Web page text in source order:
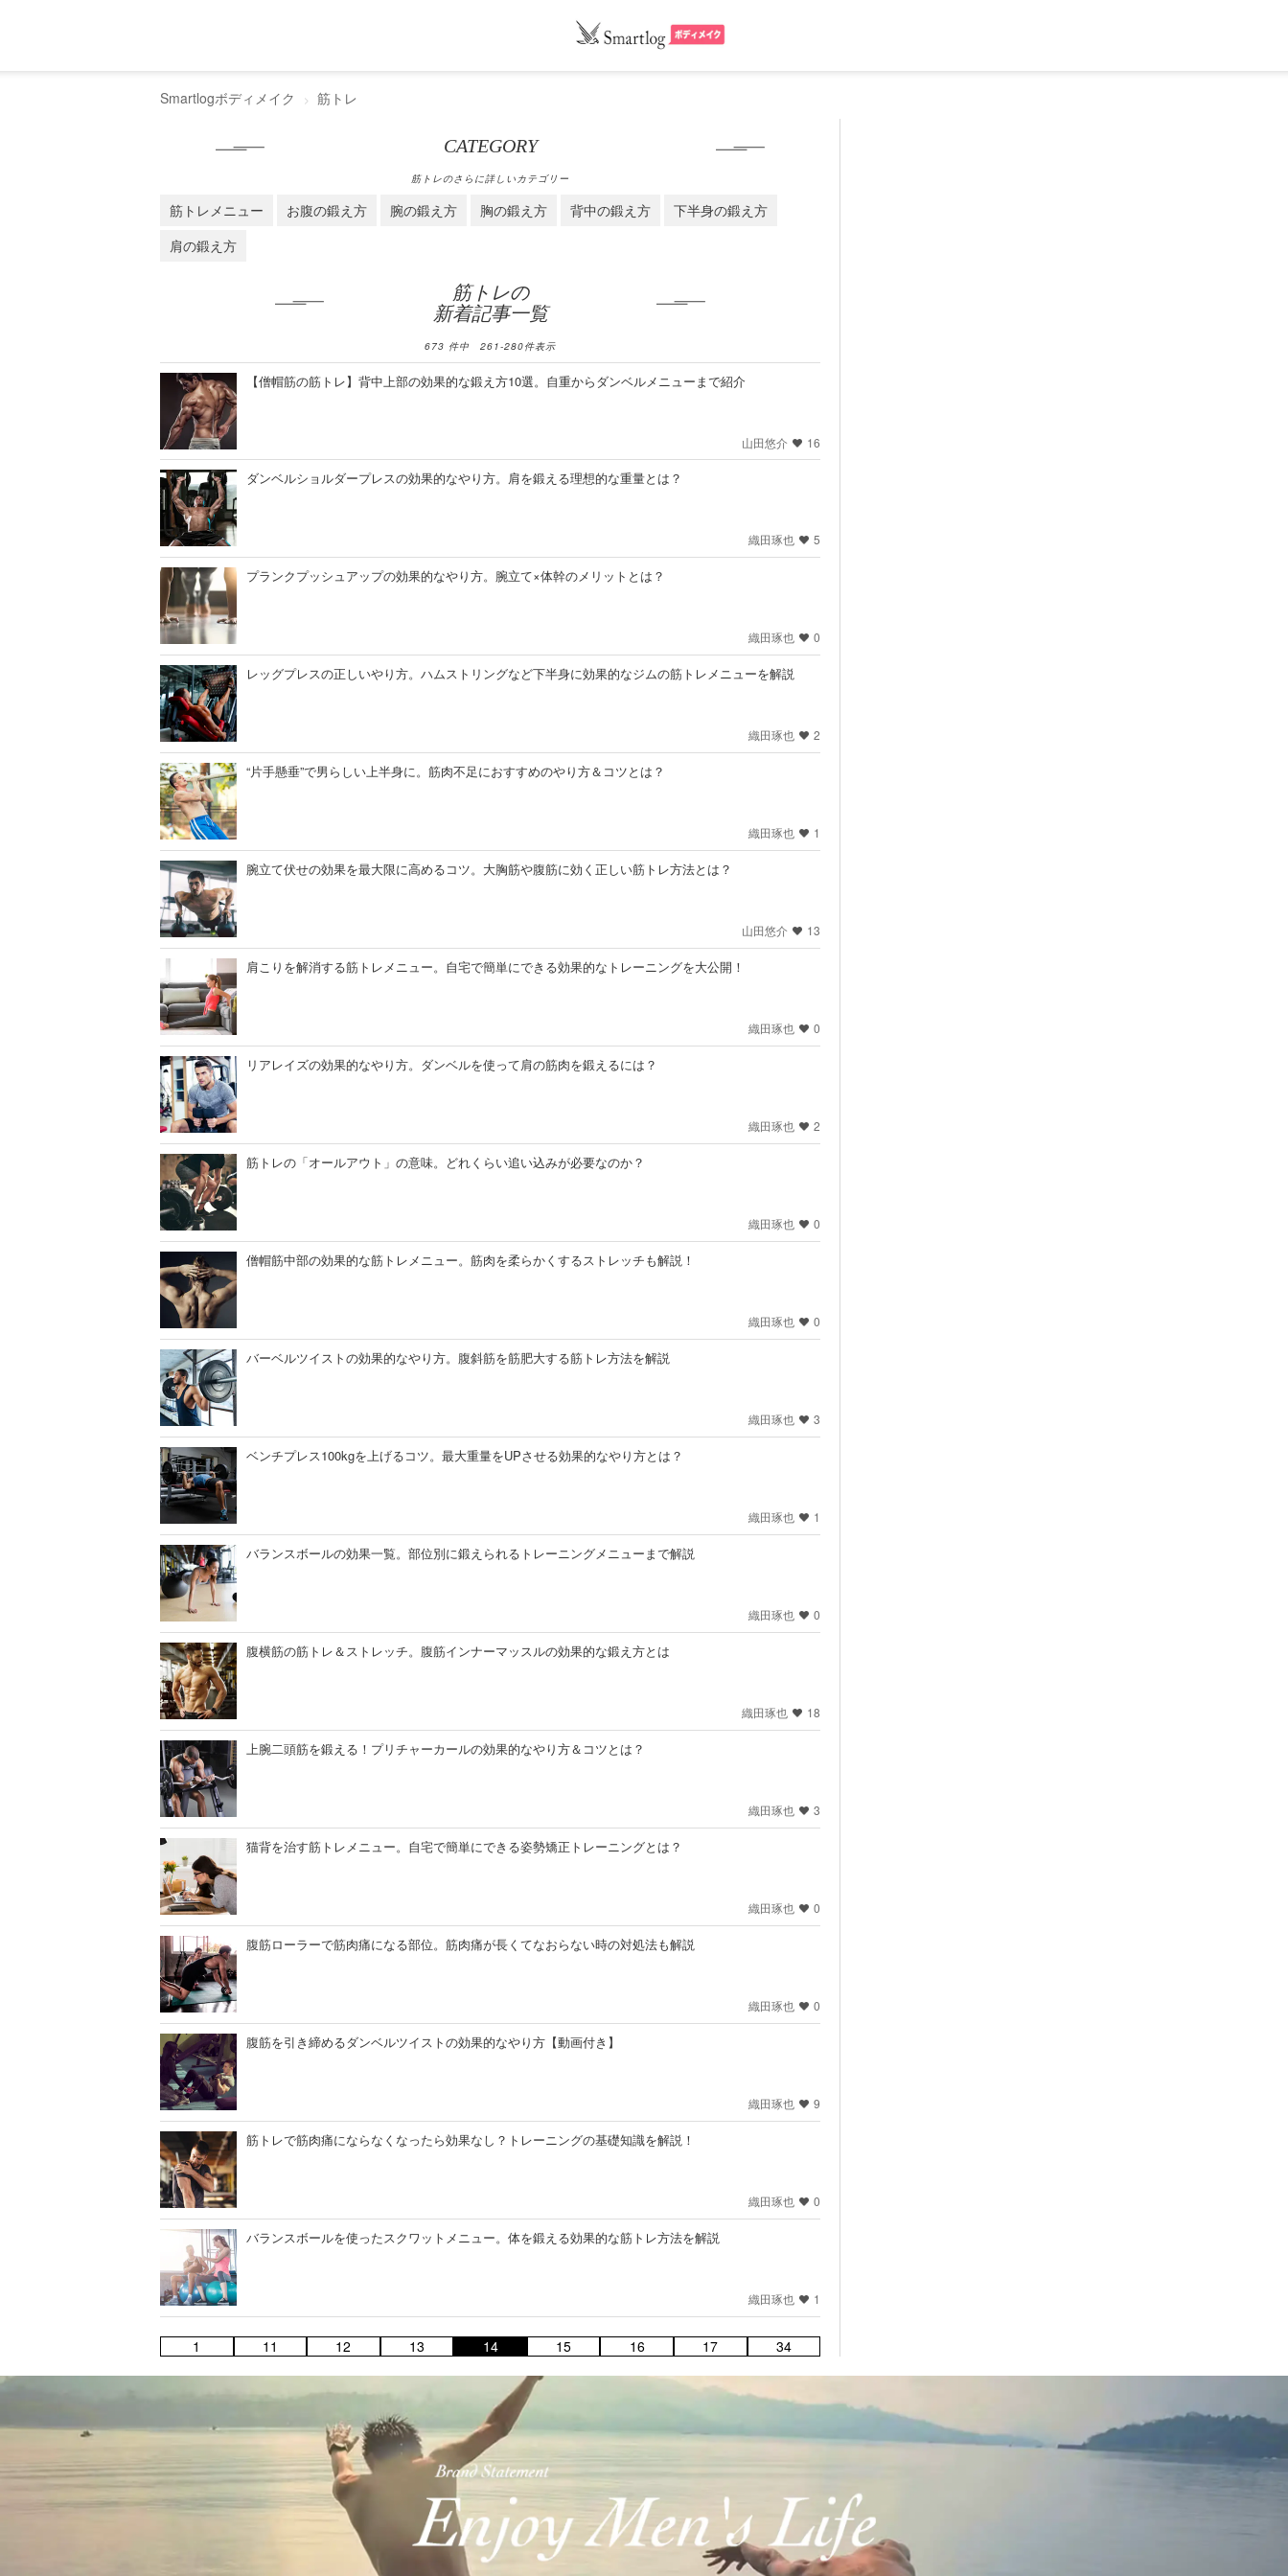
Smartlogボディメイク 筋トレ
CATEGORY
筋トレのさらに詳しいカテゴリー
筋トレメニュー お腹の鍛え方 腕の鍛え方 胸の鍛え方 背中の鍛え方
下半身の鍛え方
肩の鍛え方
筋トレの
新着記事一覧
673 件中 261-280件表示
【僧帽筋の筋トレ】背中上部の効果的な鍛え方10選。自重からダンベルメニューまで紹介
山田悠介 16
ダンベルショルダープレスの効果的なやり方。肩を鍛える理想的な重量とは？
織田琢也 5
プランクプッシュアップの効果的なやり方。腕立て×体幹のメリットとは？
織田琢也 0
レッグプレスの正しいやり方。ハムストリングなど下半身に効果的なジムの筋トレメニューを解説
織田琢也 2
“片手懸垂”で男らしい上半身に。筋肉不足におすすめのやり方＆コツとは？
織田琢也 1
腕立て伏せの効果を最大限に高めるコツ。大胸筋や腹筋に効く正しい筋トレ方法とは？
山田悠介 13
肩こりを解消する筋トレメニュー。自宅で簡単にできる効果的なトレーニングを大公開！
織田琢也 0
リアレイズの効果的なやり方。ダンベルを使って肩の筋肉を鍛えるには？
織田琢也 2
筋トレの「オールアウト」の意味。どれくらい追い込みが必要なのか？
織田琢也 0
僧帽筋中部の効果的な筋トレメニュー。筋肉を柔らかくするストレッチも解説！
織田琢也 0
バーベルツイストの効果的なやり方。腹斜筋を筋肥大する筋トレ方法を解説
織田琢也 3
ベンチプレス100kgを上げるコツ。最大重量をUPさせる効果的なやり方とは？
織田琢也 1
バランスボールの効果一覧。部位別に鍛えられるトレーニングメニューまで解説
織田琢也 0
腹横筋の筋トレ＆ストレッチ。腹筋インナーマッスルの効果的な鍛え方とは
織田琢也 18
上腕二頭筋を鍛える！プリチャーカールの効果的なやり方＆コツとは？
織田琢也 3
猫背を治す筋トレメニュー。自宅で簡単にできる姿勢矯正トレーニングとは？
織田琢也 0
腹筋ローラーで筋肉痛になる部位。筋肉痛が長くてなおらない時の対処法も解説
織田琢也 0
腹筋を引き締めるダンベルツイストの効果的なやり方【動画付き】
織田琢也 9
筋トレで筋肉痛にならなくなったら効果なし？トレーニングの基礎知識を解説！
織田琢也 0
バランスボールを使ったスクワットメニュー。体を鍛える効果的な筋トレ方法を解説
織田琢也 1
1 11 12 13 14 15 16 17 34